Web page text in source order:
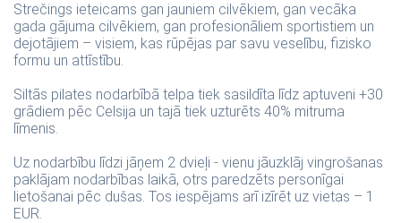
Strečings ieteicams gan jauniem cilvēkiem, gan vecāka
gada gājuma cilvēkiem, gan profesionāliem sportistiem un
dejotājiem – visiem, kas rūpējas par savu veselību, fizisko
formu un attīstību.
Siltās pilates nodarbībā telpa tiek sasildīta līdz aptuveni +30
grādiem pēc Celsija un tajā tiek uzturēts 40% mitruma
līmenis.
Uz nodarbību līdzi jāņem 2 dvieļi - vienu jāuzklāj vingrošanas
paklājam nodarbības laikā, otrs paredzēts personīgai
lietošanai pēc dušas. Tos iespējams arī izīrēt uz vietas – 1
EUR.